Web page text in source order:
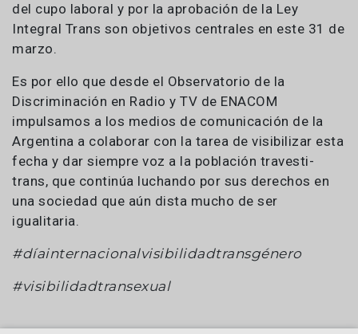
del cupo laboral y por la aprobación de la Ley
Integral Trans son objetivos centrales en este 31 de
marzo.
Es por ello que desde el Observatorio de la
Discriminación en Radio y TV de ENACOM
impulsamos a los medios de comunicación de la
Argentina a colaborar con la tarea de visibilizar esta
fecha y dar siempre voz a la población travesti-
trans, que continúa luchando por sus derechos en
una sociedad que aún dista mucho de ser
igualitaria.
#díainternacionalvisibilidadtransgénero
#visibilidadtransexual